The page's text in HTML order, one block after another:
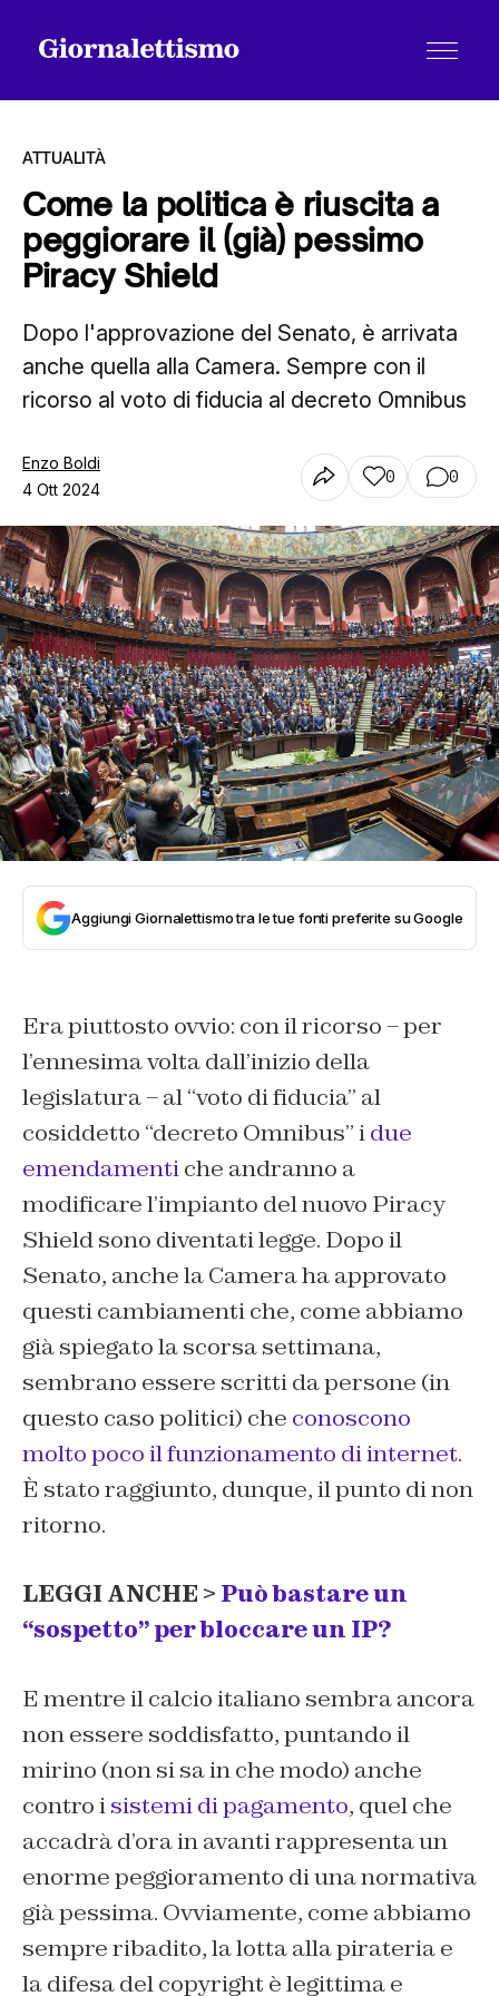
Tutti gli articoli
Chi siamo
ATTUALITÀ
Come la politica è riuscita a
peggiorare il (già) pessimo
Piracy Shield
Dopo l'approvazione del Senato, è arrivata
anche quella alla Camera. Sempre con il
ricorso al voto di fiducia al decreto Omnibus
Enzo Boldi
4 Ott 2024
0 0
Aggiungi Giornalettismo tra le tue fonti preferite su Google
Era piuttosto ovvio: con il ricorso – per
l’ennesima volta dall’inizio della
legislatura – al “voto di fiducia” al
cosiddetto “decreto Omnibus” idue
emendamentiche andranno a
modificare l’impianto del nuovo Piracy
Shield sono diventati legge. Dopo il
Senato, anche la Camera ha approvato
questi cambiamenti che, come abbiamo
già spiegato la scorsa settimana,
sembrano essere scritti da persone (in
questo caso politici) che conoscono
molto poco il funzionamento di internet.
È stato raggiunto, dunque, il punto di non
ritorno.
LEGGI ANCHE > Può bastare un
“sospetto” per bloccare un IP?
E mentre il calcio italiano sembra ancora
non essere soddisfatto, puntando il
mirino (non si sa in che modo) anche
contro isistemi di pagamento, quel che
accadrà d’ora in avanti rappresenta un
enorme peggioramento di una normativa
già pessima. Ovviamente, come abbiamo
sempre ribadito, la lotta alla pirateria e
la difesa del copyright è legittima e